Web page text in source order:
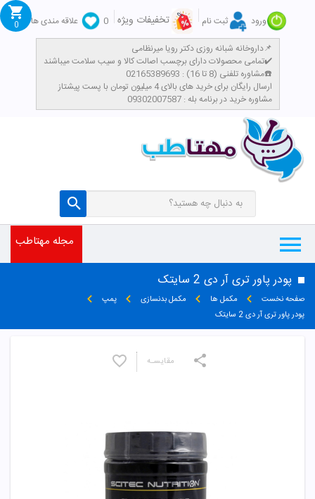
ورود ثبت نام تخفیفات ویژه 0
علاقه مندی ها
داروخانه شبانه روزی دکتر رویا میرنظامی📌
تمامی محصولات دارای برچسب اصالت کالا و سیب سلامت میباشند✔️
مشاوره تلفنی (8 تا 16) : 02165389693☎️
​ارسال رایگان برای خرید های بالای 4 میلیون تومان با پست پیشتاز
مشاوره خرید در برنامه بله : 09302007587
0
مجله مهتاطب
پودر پاور تری آر دی 2 سایتک
صفحه نخست مکمل ها مکمل بدنسازی
پمپ
پودر پاور تری آر دی 2 سایتک
مقایسـه